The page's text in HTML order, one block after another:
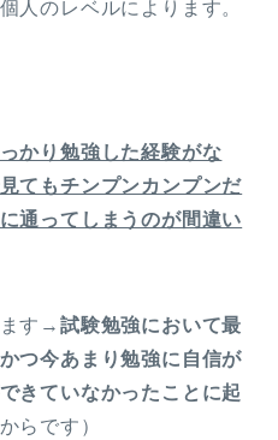
人のレベルによります。
かり勉強した経験がな
てもチンプンカンプンだ
通ってしまうのが間違い
ます→ 試験勉強において最
つ今あまり勉強に自信が
きていなかったことに起
からです）